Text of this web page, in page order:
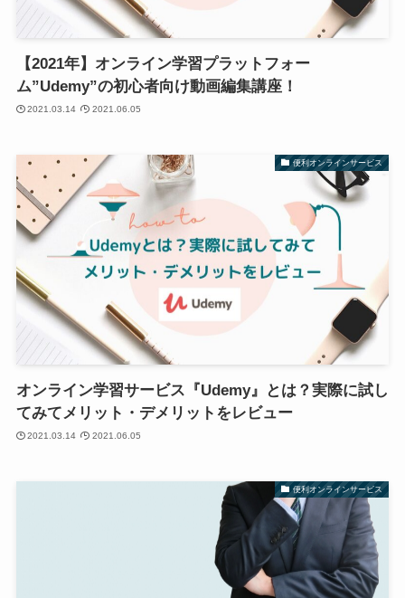
【2021年】オンライン学習プラットフォー
ム”Udemy”の初心者向け動画編集講座！
2021.03.14 2021.06.05
便利オンラインサービス
オンライン学習サービス『Udemy』とは？実際に試し
てみてメリット・デメリットをレビュー
2021.03.14 2021.06.05
便利オンラインサービス